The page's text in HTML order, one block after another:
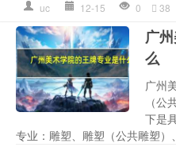
uc 12-15 0 38
广
么
广州
（
下是
专业：雕塑、雕塑（公共雕塑）